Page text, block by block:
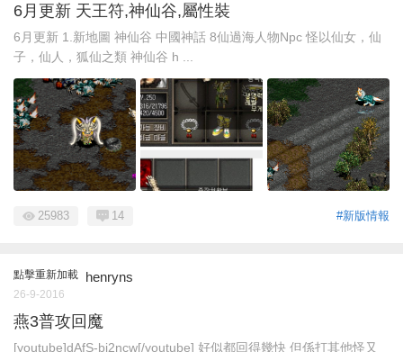
6月更新 天王符,神仙谷,屬性裝
6月更新 1.新地圖 神仙谷 中國神話 8仙過海人物Npc 怪以仙女，仙
子，仙人，狐仙之類 神仙谷 h ...
#新版情報
25983 14
點擊重新加載 henryns
26-9-2016
燕3普攻回魔
[youtube]dAfS-bi2ncw[/youtube] 好似都回得幾快 但係打其他怪又